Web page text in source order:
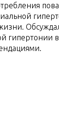
гипертонии в